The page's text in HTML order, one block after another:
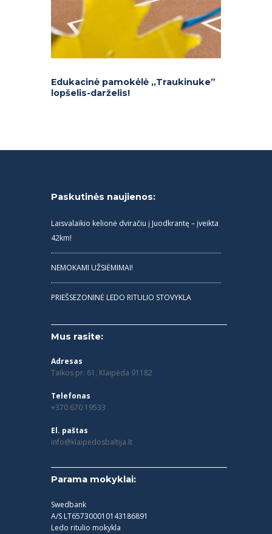
Edukacinė pamokėlė ,,Traukinuke”
lopšelis-darželis!
Paskutinės naujienos:
Laisvalaikio kelionė dviračiu į Juodkrantę – įveikta
42km!
NEMOKAMI UŽSIĖMIMAI!
PRIEŠSEZONINĖ LEDO RITULIO STOVYKLA
Mus rasite:
Adresas
Taikos pr. 61, Klaipėda 91182
Telefonas
+370 670 19533
El. paštas
info@klaipedosbaltija.lt
Parama mokyklai:
Swedbank
A/S LT657300010143186891
Ledo ritulio mokykla